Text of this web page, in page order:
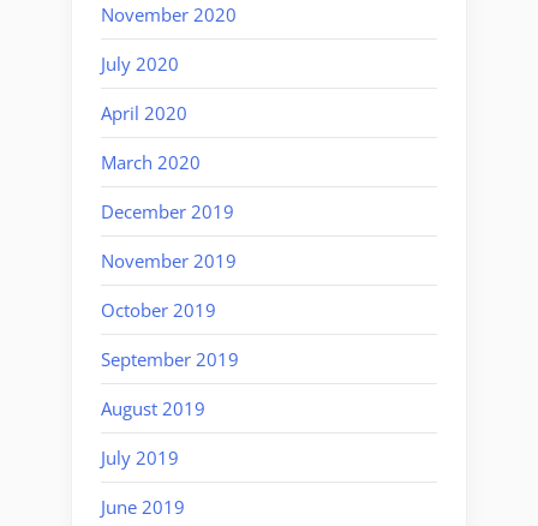
November 2020
July 2020
April 2020
March 2020
December 2019
November 2019
October 2019
September 2019
August 2019
July 2019
June 2019